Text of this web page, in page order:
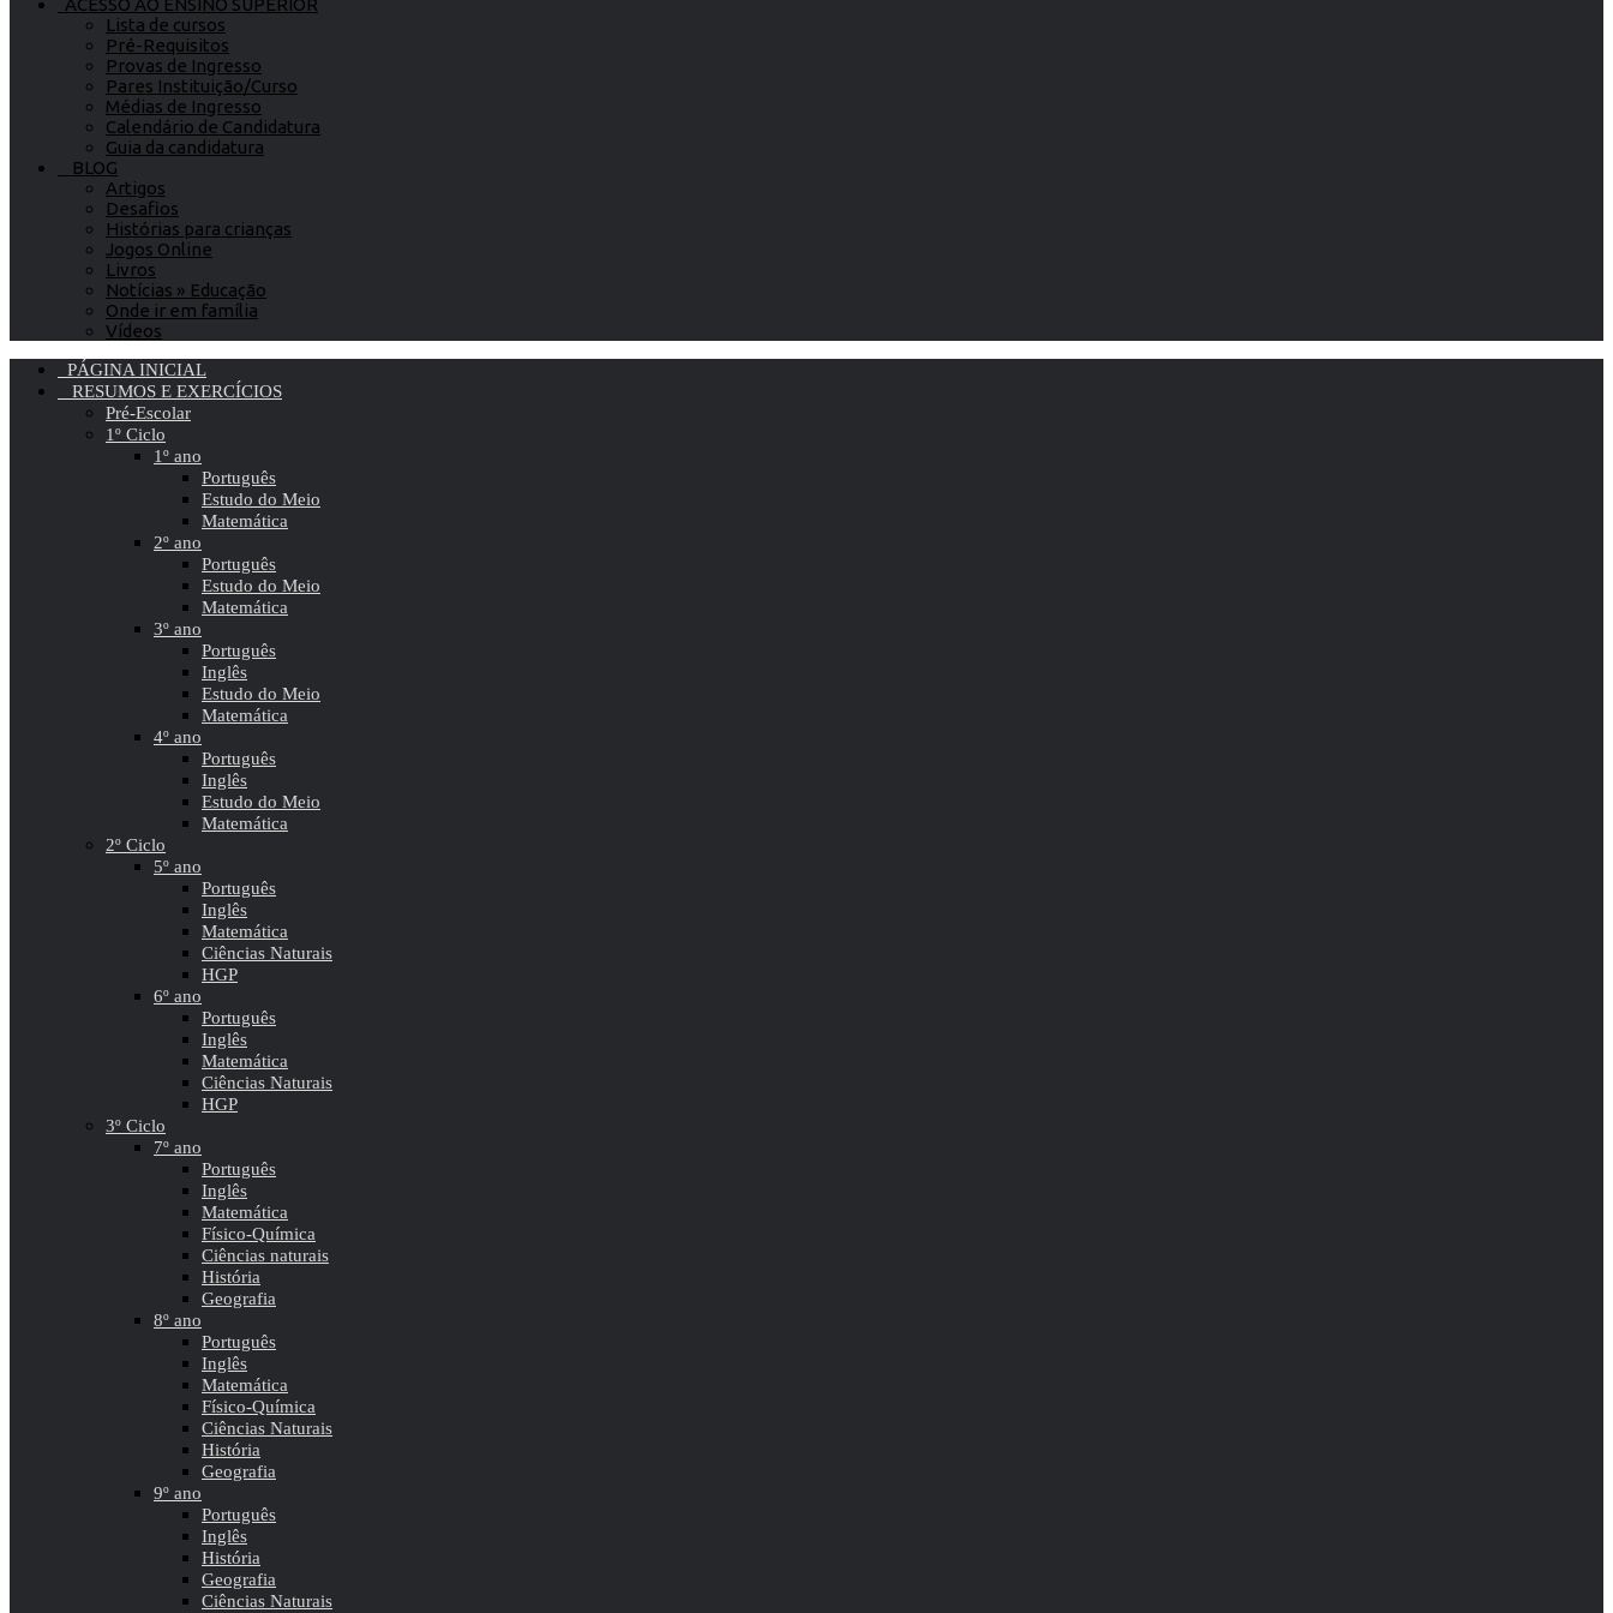
ACESSO AO ENSINO SUPERIOR
Lista de cursos
Pré-Requisitos
Provas de Ingresso
Pares Instituição/Curso
Médias de Ingresso
Calendário de Candidatura
Guia da candidatura
BLOG
Artigos
Desafios
Histórias para crianças
Jogos Online
Livros
Notícias » Educação
Onde ir em família
Vídeos
PÁGINA INICIAL
RESUMOS E EXERCÍCIOS
Pré-Escolar
1º Ciclo
1º ano
Português
Estudo do Meio
Matemática
2º ano
Português
Estudo do Meio
Matemática
3º ano
Português
Inglês
Estudo do Meio
Matemática
4º ano
Português
Inglês
Estudo do Meio
Matemática
2º Ciclo
5º ano
Português
Inglês
Matemática
Ciências Naturais
HGP
6º ano
Português
Inglês
Matemática
Ciências Naturais
HGP
3º Ciclo
7º ano
Português
Inglês
Matemática
Físico-Química
Ciências naturais
História
Geografia
8º ano
Português
Inglês
Matemática
Físico-Química
Ciências Naturais
História
Geografia
9º ano
Português
Inglês
História
Geografia
Ciências Naturais